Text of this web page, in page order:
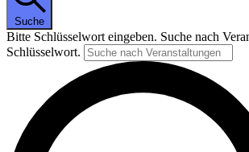
Suche
Bitte Schlüsselwort eingeben. Suche nach
Schlüsselwort.